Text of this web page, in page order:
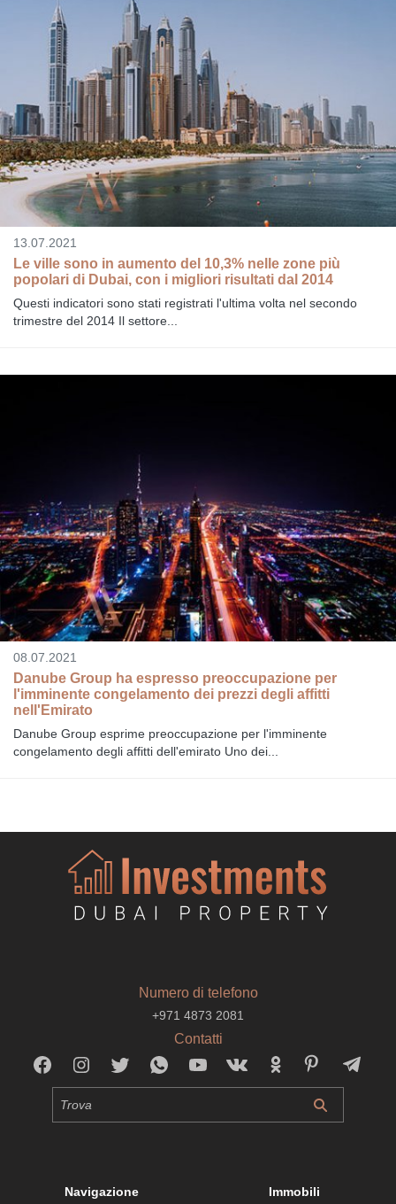
13.07.2021
Le ville sono in aumento del 10,3% nelle zone più
popolari di Dubai, con i migliori risultati dal 2014
Questi indicatori sono stati registrati l'ultima volta nel secondo
trimestre del 2014 Il settore...
08.07.2021
Danube Group ha espresso preoccupazione per
l'imminente congelamento dei prezzi degli affitti
nell'Emirato
Danube Group esprime preoccupazione per l'imminente
congelamento degli affitti dell'emirato Uno dei...
Numero di telefono
+971 4873 2081
Contatti
Navigazione Immobili